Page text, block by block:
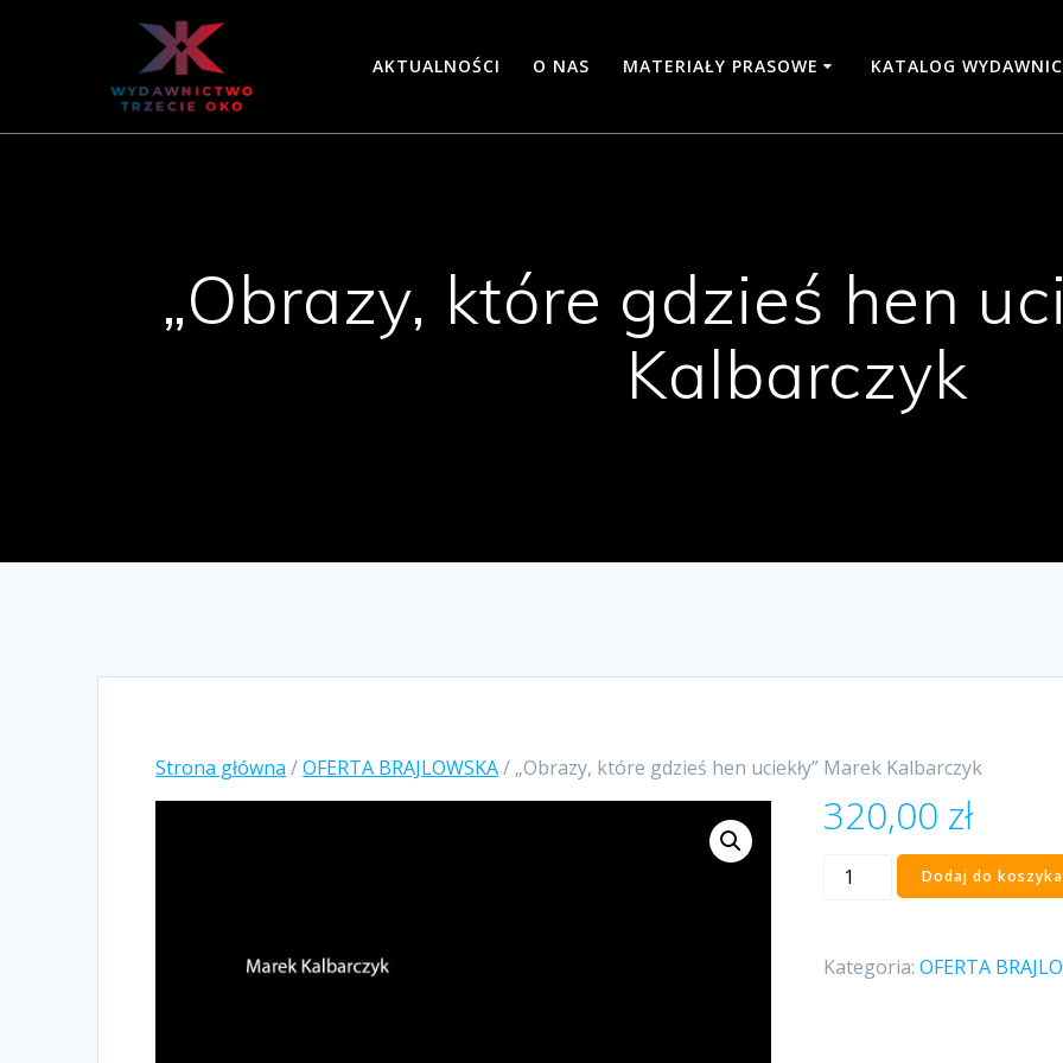
AKTUALNOŚCI O NAS MATERIAŁY PRASOWE KATALOG
„Obrazy, które gdzieś hen
Kalbarczyk
Strona główna /OFERTA BRAJLOWSKA/ „Obrazy, które gdzieś hen uciekły” Marek Kalbarczyk
320,00 zł
ilość
hen
Dodaj do koszyka
Kategoria: OFERTA